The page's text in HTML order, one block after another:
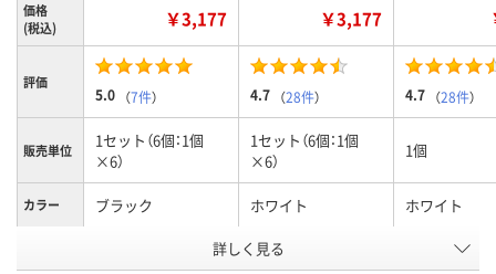
価格
(税込)
￥3,177 ￥3,177
評価
5.0 （7件） 4.7 （28件） 4.7 （28件）
販売単位
1セット（6個：1個
×6）
1セット（6個：1個
×6）
1個
カラー ブラック ホワイト ホワイト
X809528 X806805
詳しく見る